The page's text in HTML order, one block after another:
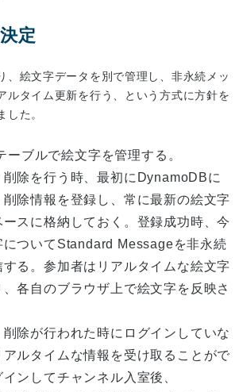
定
、絵文字データを別で管理し、非永続メッ
ルタイム更新を行う、という方式に方針を
した。
ーブルで絵文字を管理する。
除を行う時、最初にDynamoDBに
除情報を登録し、常に最新の絵文字
スに格納しておく。登録成功時、今
についてStandard Messageを非永続
る。参加者はリアルタイムな絵文字
各自のブラウザ上で絵文字を反映さ
除が行われた時にログインしていな
ルタイムな情報を受け取ることがで
ンしてチャンネル入室後、